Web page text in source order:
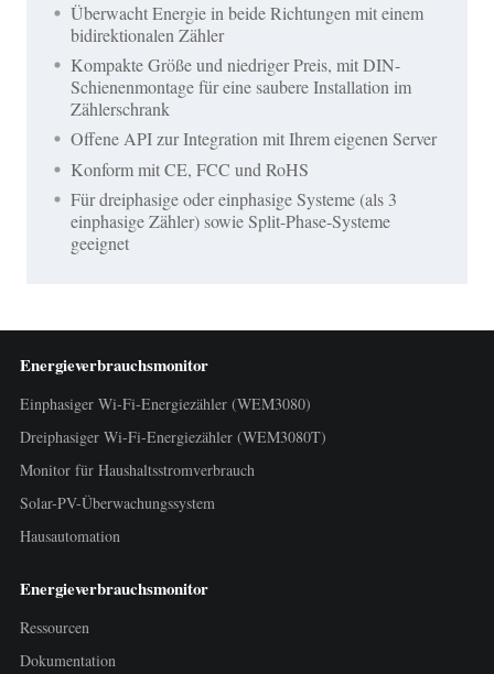
Überwacht Energie in beide Richtungen mit einem
bidirektionalen Zähler
Kompakte Größe und niedriger Preis, mit DIN-
Schienenmontage für eine saubere Installation im
Zählerschrank
Offene API zur Integration mit Ihrem eigenen Server
Konform mit CE, FCC und RoHS
Für dreiphasige oder einphasige Systeme (als 3
einphasige Zähler) sowie Split-Phase-Systeme
geeignet
Energieverbrauchsmonitor
Einphasiger Wi-Fi-Energiezähler (WEM3080)
Dreiphasiger Wi-Fi-Energiezähler (WEM3080T)
Monitor für Haushaltsstromverbrauch
Solar-PV-Überwachungssystem
Hausautomation
Energieverbrauchsmonitor
Ressourcen
Dokumentation